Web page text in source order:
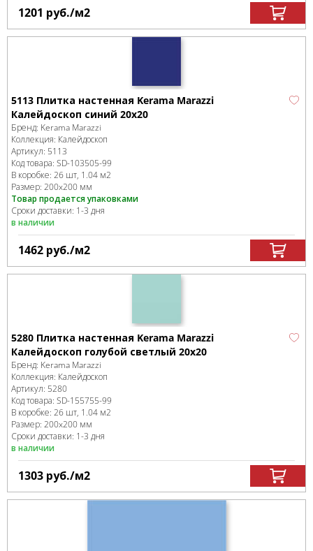
1201 руб./м2
5113 Плитка настенная Kerama Marazzi
Калейдоскоп синий 20x20
Бренд: Kerama Marazzi
Коллекция: Калейдоскоп
Артикул: 5113
Код товара: SD-103505-99
В коробке: 26 шт, 1.04 м2
Размер: 200x200 мм
Товар продается упаковками
Сроки доставки: 1-3 дня
в наличии
1462 руб./м2
5280 Плитка настенная Kerama Marazzi
Калейдоскоп голубой светлый 20х20
Бренд: Kerama Marazzi
Коллекция: Калейдоскоп
Артикул: 5280
Код товара: SD-155755-99
В коробке: 26 шт, 1.04 м2
Размер: 200x200 мм
Сроки доставки: 1-3 дня
в наличии
1303 руб./м2